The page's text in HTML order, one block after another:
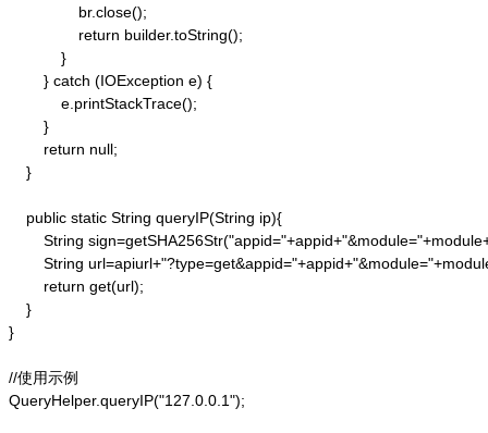
                br.close();
                return builder.toString();
            }
        } catch (IOException e) {
            e.printStackTrace();
        }
        return null;
    }
    public static String queryIP(String ip){
String
String
        return get(url);
    }
}
//使用示例
QueryHelper.queryIP("127.0.0.1");